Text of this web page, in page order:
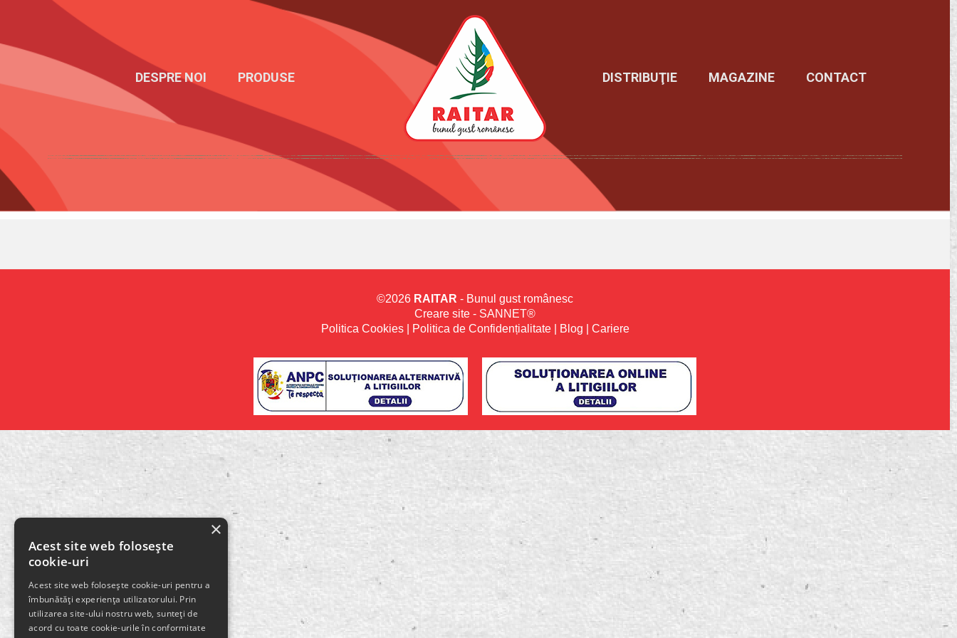
DESPRE NOI PRODUSE DISTRIBUŢIE MAGAZINE CONTACT
©2026 RAITAR - Bunul gust românesc
Creare site - SANNET®
Politica Cookies| Politica de Confidențialitate| Blog Cariere
×
Acest site web folosește
cookie-uri
Acest site web folosește cookie-uri pentru a
îmbunătăți experiența utilizatorului. Prin
utilizarea site-ului nostru web, sunteți de
acord cu toate cookie-urile în conformitate